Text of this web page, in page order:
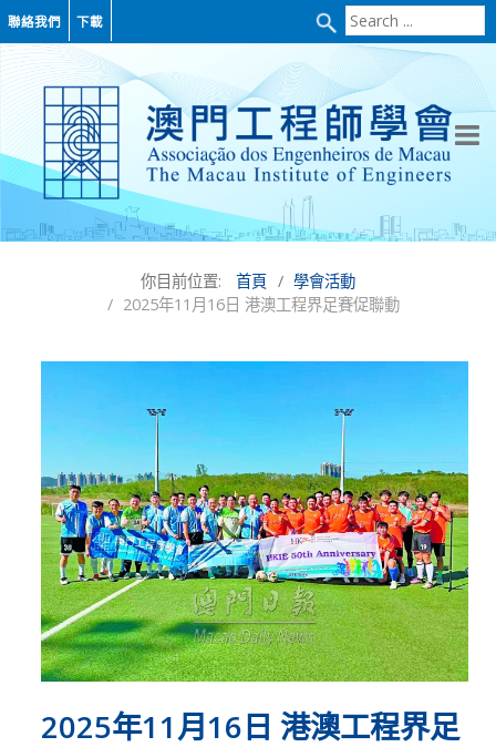
聯絡我們 下載
Search
...
你目前位置: 首頁
學會活動
2025年11月16日 港澳工程界足賽促聯動
2025年11月16日 港澳工程界足